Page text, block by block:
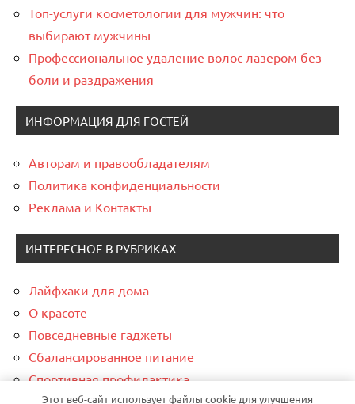
Топ-услуги косметологии для мужчин: что
выбирают мужчины
Профессиональное удаление волос лазером без
боли и раздражения
ИНФОРМАЦИЯ ДЛЯ ГОСТЕЙ
Авторам и правообладателям
Политика конфиденциальности
Реклама и Контакты
ИНТЕРЕСНОЕ В РУБРИКАХ
Лайфхаки для дома
О красоте
Повседневные гаджеты
Сбалансированное питание
Спортивная профилактика
Этот веб-сайт использует файлы cookie для улучшения